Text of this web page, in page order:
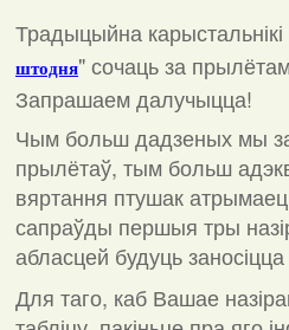
Традыцыйна карыстальнікі
штодня"сочаць за
Запрашаем далучыцца!
Чым больш дадзеных мы
прылётаў, тым больш
вяртання птушак
сапраўды першыя тры
абласцей будуць заносіцца
Для таго, каб Вашае